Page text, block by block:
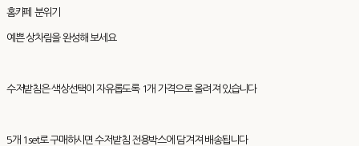
홈카페 분위기
예쁜 상차림을 완성해 보세요
수저받침은 색상선택이 자유롭도록 1개 가격으로 올려져 있습니다
5개 1set로 구매하시면 수저받침 전용박스에 담겨져 배송됩니다